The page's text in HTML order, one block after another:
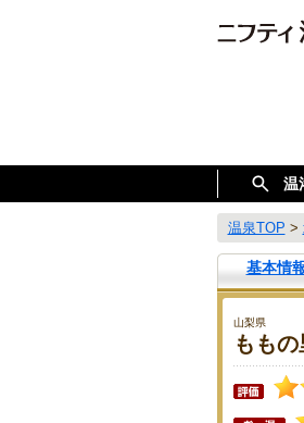
温
温泉TOP >
基本情
山梨県
もも